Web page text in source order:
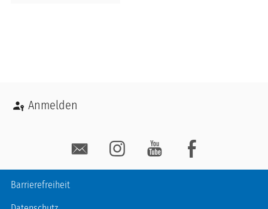
Benutzermenü
Anmelden
Fußzeile
Barrierefreiheit